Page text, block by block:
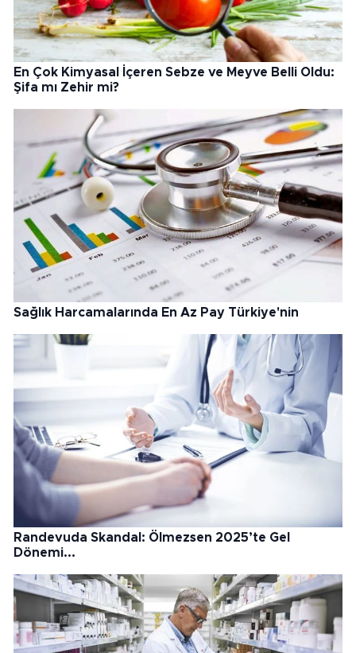
En Çok Kimyasal İçeren Sebze ve Meyve Belli Oldu:
Şifa mı Zehir mi?
Sağlık Harcamalarında En Az Pay Türkiye'nin
Randevuda Skandal: Ölmezsen 2025’te Gel
Dönemi...